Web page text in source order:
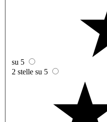
su 5
2 stelle su 5